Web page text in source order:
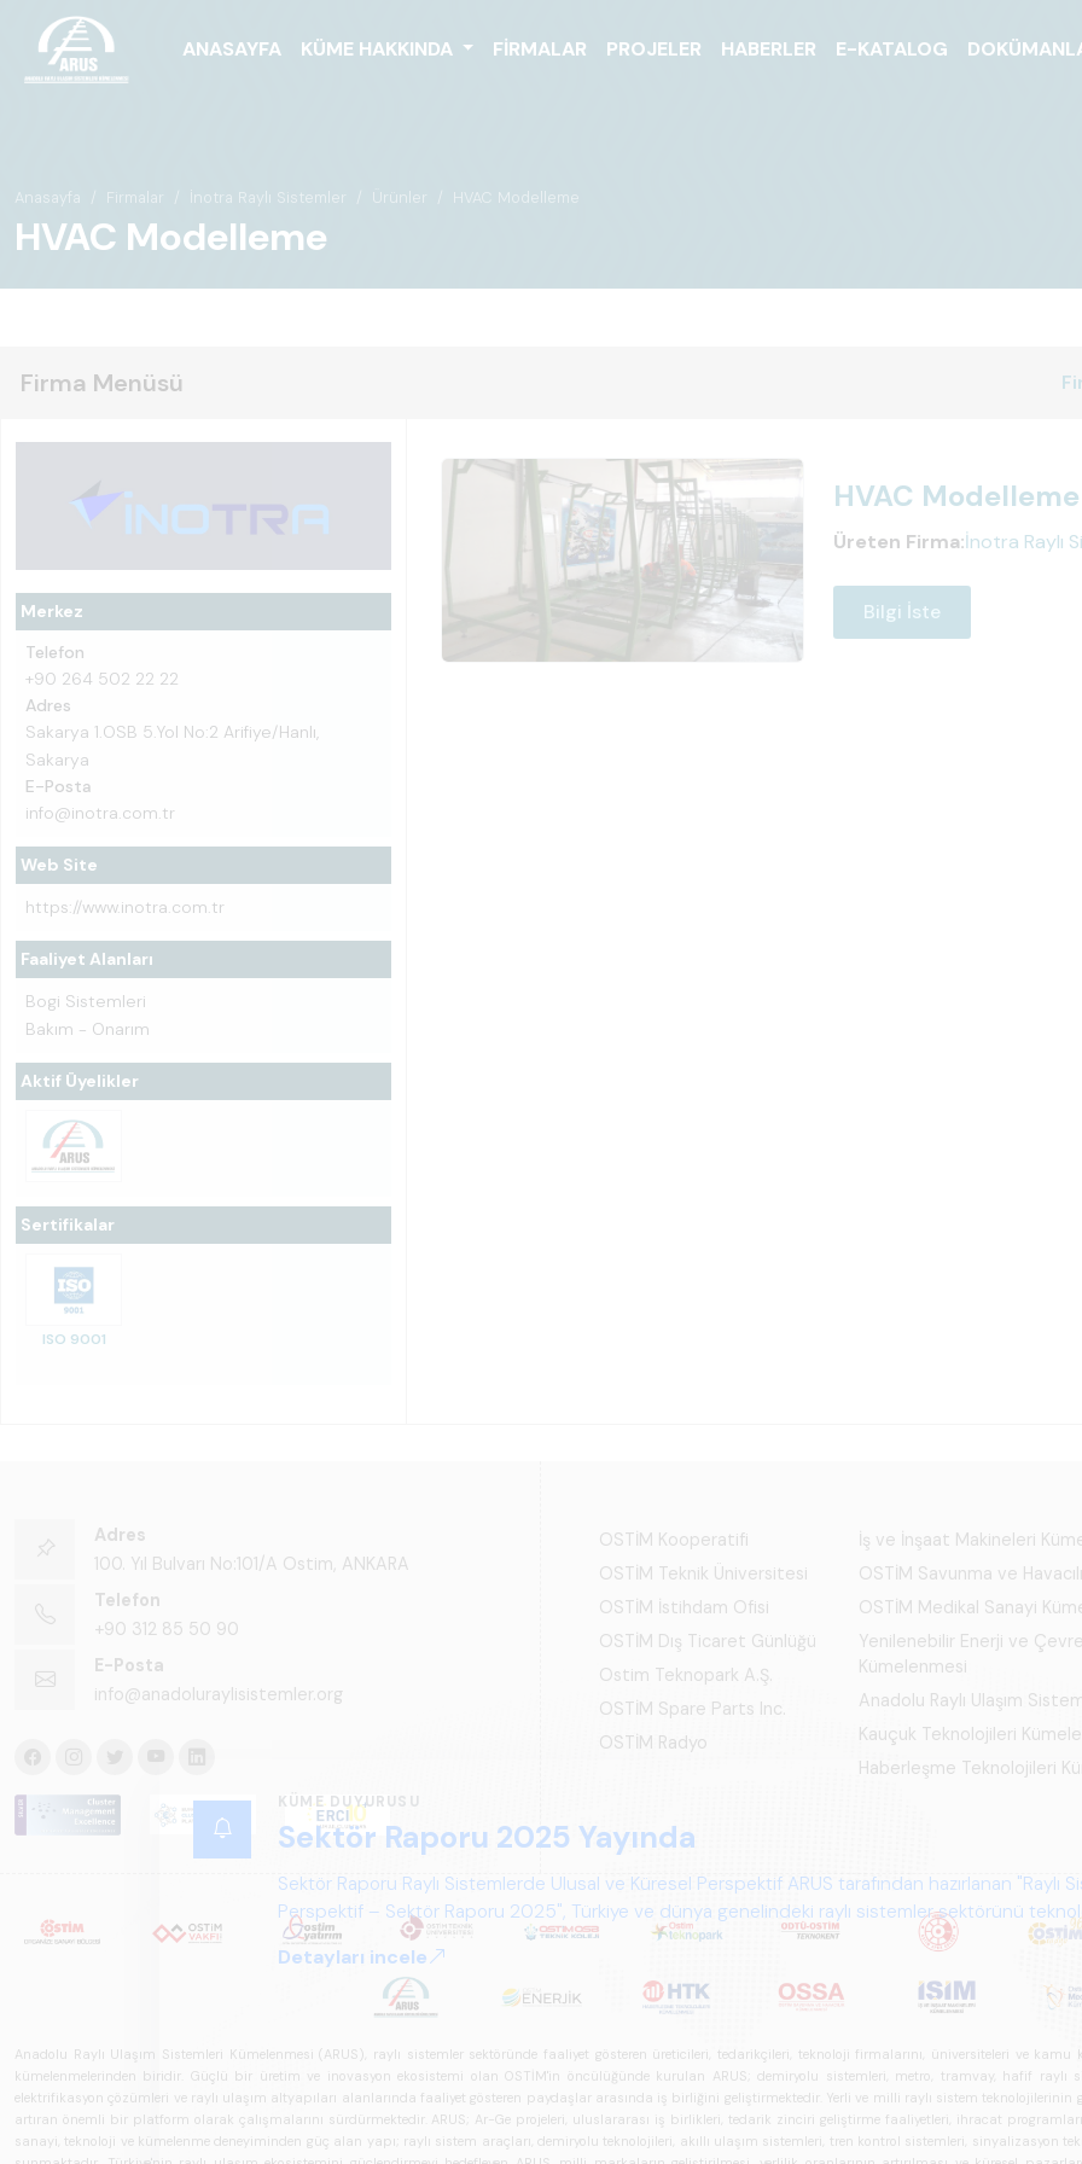
ANASAYFA KÜME HAKKINDA FIRMALAR PROJELER HABERLER E-KATALOG
Anasayfa Firmalar İnotra Raylı Sistemler Ürünler HVAC Modelleme
HVAC Modelleme
Firma Menüsü
Merkez
Telefon
+90 264 502 22 22
Adres
Sakarya 1.OSB 5.Yol No:2 Arifiye/Hanlı,
Sakarya
E-Posta
info@inotra.com.tr
Web Site
https://www.inotra.com.tr
Faaliyet Alanları
Bogi Sistemleri
Bakım - Onarım
Aktif Üyelikler
Sertifikalar
ISO 9001
HVAC Modelleme
Üreten Firma:İnotra Raylı
Bilgi İste
KÜME DUYURUSU
Sektör Raporu 2025 Yayında
Sektör Raporu Raylı Sistemlerde Ulusal ve Küresel Perspektif ARUS tarafından hazırlanan "Raylı
Perspektif – Sektör Raporu 2025", Türkiye ve dünya genelindeki raylı sistemler sektörünü
gelecek perspektifi açısından kapsamlı biçimde ele alan bir referans çalışmasıdır.
Detayları incele
Adres
100. Yıl Bulvarı No:101/A Ostim, ANKARA
Telefon
+90 312 85 50 90
E-Posta
info@anadoluraylisistemler.org
OSTİM Kooperatifi
OSTİM Teknik Üniversitesi
OSTİM İstihdam Ofisi
OSTİM Dış Ticaret Günlüğü
Ostim Teknopark A.Ş.
OSTİM Spare Parts Inc.
OSTİM Radyo
İş ve İnşaat Makineleri
OSTİM Savunma ve
OSTİM Medikal Sanayi
Yenilenebilir Enerji ve
Kümelenmesi
Anadolu Raylı Ulaşım
Kauçuk Teknolojileri
Haberleşme Teknolojileri
Anadolu Raylı Ulaşım Sistemleri Kümelenmesi (ARUS), raylı sistemler sektöründe faaliyet gösteren üreticileri, tedarikçileri, teknoloji firmalarını, üniversiteleri ve
kümelenmelerinden biridir. Güçlü bir üretim ve inovasyon ekosistemi olan OSTİM'in öncülüğünde kurulan ARUS; demiryolu sistemleri, metro, tramvay, hafif raylı
elektrifikasyon çözümleri ve raylı ulaşım altyapıları alanlarında faaliyet gösteren paydaşlar arasında iş birliğini geliştirmektedir. Yerli ve milli raylı sistem
artıran önemli bir platform olarak çalışmalarını sürdürmektedir. ARUS; Ar-Ge projeleri, uluslararası iş birlikleri, tedarik zinciri geliştirme faaliyetleri, ihracat
sanayi, teknoloji ve kümelenme deneyiminden güç alan yapı; raylı sistem araçları, demiryolu teknolojileri, akıllı ulaşım sistemleri, tren kontrol sistemleri, sinyalizasyon